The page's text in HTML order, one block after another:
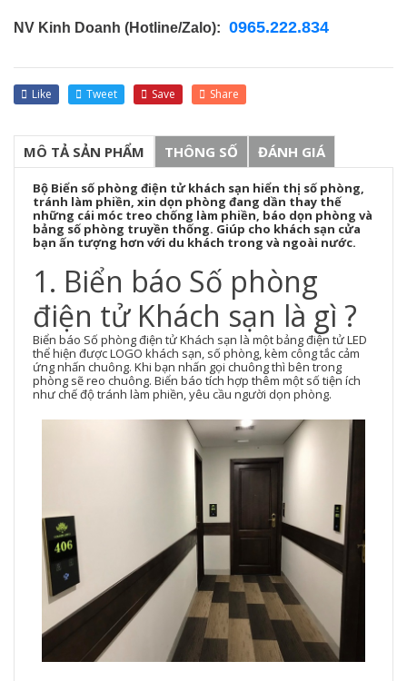
NV Kinh Doanh (Hotline/Zalo): 0965.222.834
Like Tweet Save Share
MÔ TẢ SẢN PHẨM THÔNG SỐ ĐÁNH GIÁ
Bộ Biển số phòng điện tử khách sạn hiển thị số phòng,
tránh làm phiền, xin dọn phòng đang dần thay thế
những cái móc treo chống làm phiền, báo dọn phòng và
bảng số phòng truyền thống. Giúp cho khách sạn cửa
bạn ấn tượng hơn với du khách trong và ngoài nước.
1. Biển báo Số phòng
điện tử Khách sạn là gì ?
Biển báo Số phòng điện tử Khách sạn là một bảng điện tử LED
thể hiện được LOGO khách sạn, số phòng, kèm công tắc cảm
ứng nhấn chuông. Khi bạn nhấn gọi chuông thì bên trong
phòng sẽ reo chuông. Biển báo tích hợp thêm một số tiện ích
như chế độ tránh làm phiền, yêu cầu người dọn phòng.